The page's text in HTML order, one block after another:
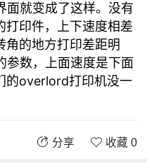
面就变成了这样。没有
打印件，上下速度相差
角的地方打印差距明
参数，上面速度是下面
的overlord打印机没一
分享 收藏 0